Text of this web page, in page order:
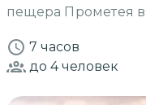
пещера Прометея в
7 часов
до 4человек